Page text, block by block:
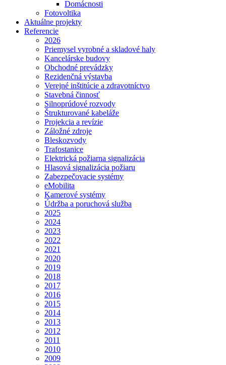
Domácnosti
Fotovoltika
Aktuálne projekty
Referencie
2026
Priemysel vyrobné a skladové haly
Kancelárske budovy
Obchodné prevádzky
Rezidenčná výstavba
Verejné inštitúcie a zdravotníctvo
Stavebná činnosť
Silnoprúdové rozvody
Štrukturované kabeláže
Projekcia a revízie
Záložné zdroje
Bleskozvody
Trafostanice
Elektrická požiarna signalizácia
Hlasová signalizácia požiaru
Zabezpečovacie systémy
eMobilita
Kamerové systémy
Údržba a poruchová služba
2025
2024
2023
2022
2021
2020
2019
2018
2017
2016
2015
2014
2013
2012
2011
2010
2009